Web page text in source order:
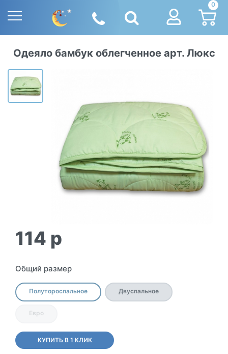
0
Одеяло бамбук облегченное арт. Люкс
114 p
Общий размер
Полутороспальное Двуспальное
Евро
КУПИТЬ В 1 КЛИК